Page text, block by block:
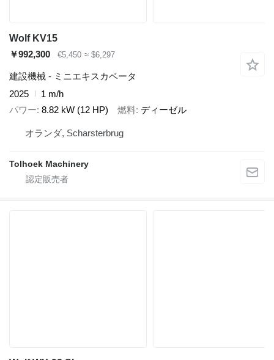
Wolf KV15
￥992,300
€5,450 ≈ $6,297
建設機械 - ミニエキスカベータ
2025
1 m/h
パワー 8.82 kW (12 HP) 燃料 ディーゼル
オランダ, Scharsterbrug
Tolhoek Machinery